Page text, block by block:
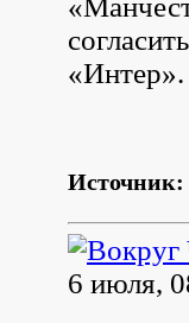
«Интер».
Источник:
6 июля,